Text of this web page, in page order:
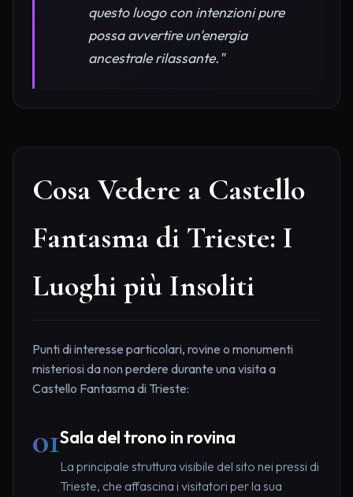
questo luogo con intenzioni pure
possa avvertire un'energia
ancestrale rilassante."
Cosa Vedere a Castello
Fantasma di Trieste: I
Luoghi più Insoliti
Punti di interesse particolari, rovine o monumenti
misteriosi da non perdere durante una visita a
Castello Fantasma di Trieste:
01Sala del trono in rovina
La principale struttura visibile del sito nei pressi di
Trieste, che affascina i visitatori per la sua